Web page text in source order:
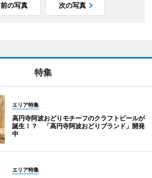
前の写真 次の写真
特集
エリア特集
高円寺阿波おどりモチーフのクラフトビールが
誕生！？ 「高円寺阿波おどりブランド」開発
中
エリア特集